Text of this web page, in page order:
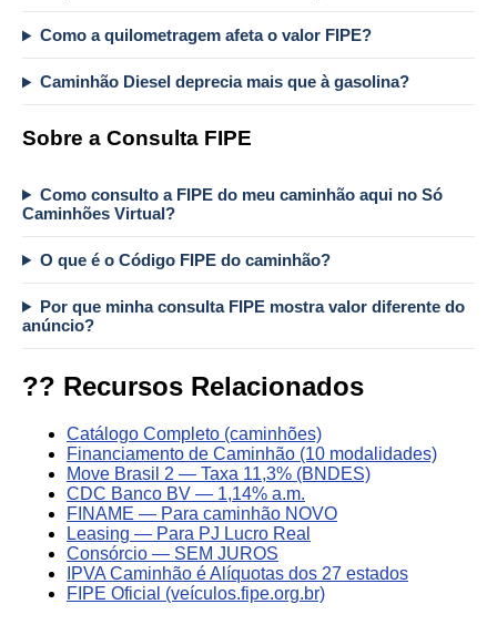
Como a quilometragem afeta o valor FIPE?
Caminhão Diesel deprecia mais que à gasolina?
Sobre a Consulta FIPE
Como consulto a FIPE do meu caminhão aqui no Só
Caminhões Virtual?
O que é o Código FIPE do caminhão?
Por que minha consulta FIPE mostra valor diferente do
anúncio?
?? Recursos Relacionados
Catálogo Completo (caminhões)
Financiamento de Caminhão (10 modalidades)
Move Brasil 2 — Taxa 11,3% (BNDES)
CDC Banco BV — 1,14% a.m.
FINAME — Para caminhão NOVO
Leasing — Para PJ Lucro Real
Consórcio — SEM JUROS
IPVA Caminhão é Alíquotas dos 27 estados
FIPE Oficial (veículos.fipe.org.br)